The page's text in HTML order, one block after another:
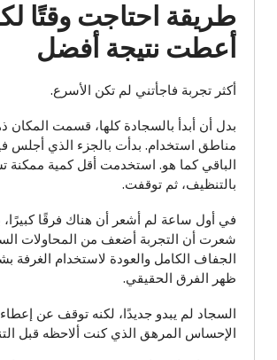
طريقة احتاجت وقتًا
أعطت نتيجة أفضل
أكثر تجربة فاجأتني لم تكن الأسرع.
بدل أن أبدأ بالسجادة كلها، قسمت المكان
مناطق استخدام. بدأت بالجزء الذي أجلس
الباقي كما هو. استخدمت أقل كمية ممكنة
بالتنظيف، ثم توقفت.
في أول ساعة لم أشعر أن هناك فرقًا كبيرًا،
شعرت أن التجربة أضعف من المحاولات
الجفاف الكامل والعودة لاستخدام الغرفة
ظهر الفرق الحقيقي.
السجاد لم يبدو جديدًا، لكنه توقف عن
الإحساس المرهق الذي كنت ألاحظه قبل